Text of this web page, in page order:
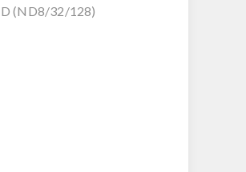
(ND8/32/128)